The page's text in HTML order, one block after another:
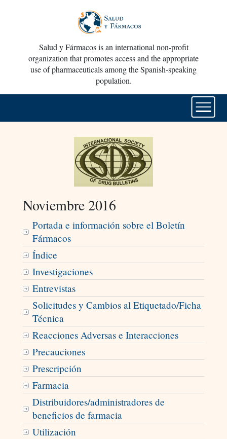
Salud y Fármacos is an international non-profit
organization that promotes access and the appropriate
use of pharmaceuticals among the Spanish-speaking
population.
Noviembre 2016
Portada e información sobre el Boletín
Fármacos
Índice
Investigaciones
Entrevistas
Solicitudes y Cambios al Etiquetado/Ficha
Técnica
Reacciones Adversas e Interacciones
Precauciones
Prescripción
Farmacia
Distribuidores/administradores de
beneficios de farmacia
Utilización